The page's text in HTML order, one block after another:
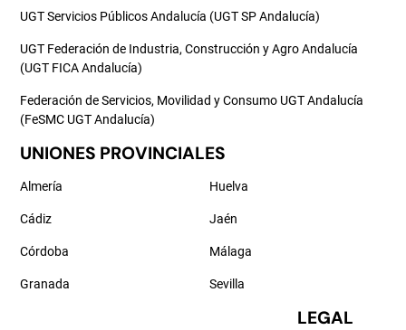
UGT Servicios Públicos Andalucía (UGT SP Andalucía)
UGT Federación de Industria, Construcción y Agro Andalucía
(UGT FICA Andalucía)
Federación de Servicios, Movilidad y Consumo UGT Andalucía
(FeSMC UGT Andalucía)
UNIONES PROVINCIALES
Almería
Cádiz
Córdoba
Granada
Huelva
Jaén
Málaga
Sevilla
LEGAL